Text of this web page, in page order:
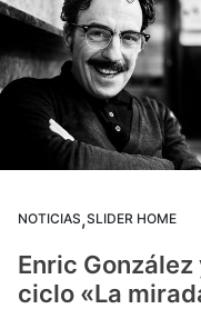
NOTICIAS,SLIDER HOME
Enric
ciclo «La